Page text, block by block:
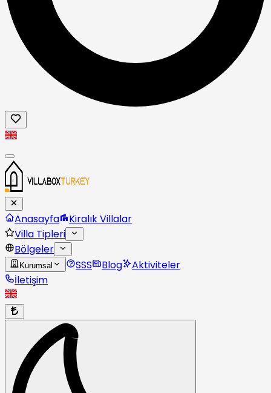
Anasayfa
Kiralık Villalar
Villa Tipleri
Bölgeler
Kurumsal SSS Blog
Aktiviteler
İletişim